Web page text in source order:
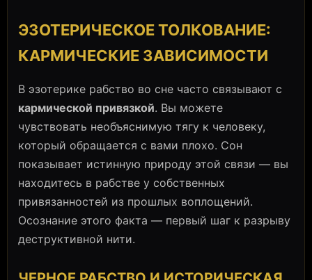
ЭЗОТЕРИЧЕСКОЕ ТОЛКОВАНИЕ:
КАРМИЧЕСКИЕ ЗАВИСИМОСТИ
В эзотерике рабство во сне часто связывают с
кармической привязкой. Вы можете
чувствовать необъяснимую тягу к человеку,
который обращается с вами плохо. Сон
показывает истинную природу этой связи — вы
находитесь в рабстве у собственных
привязанностей из прошлых воплощений.
Осознание этого факта — первый шаг к разрыву
деструктивной нити.